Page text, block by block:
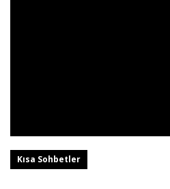
Kısa Sohbetler